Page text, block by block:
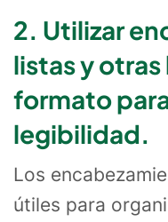
2. Utilizar
listas y
formato
legibilidad.
Los
útiles para